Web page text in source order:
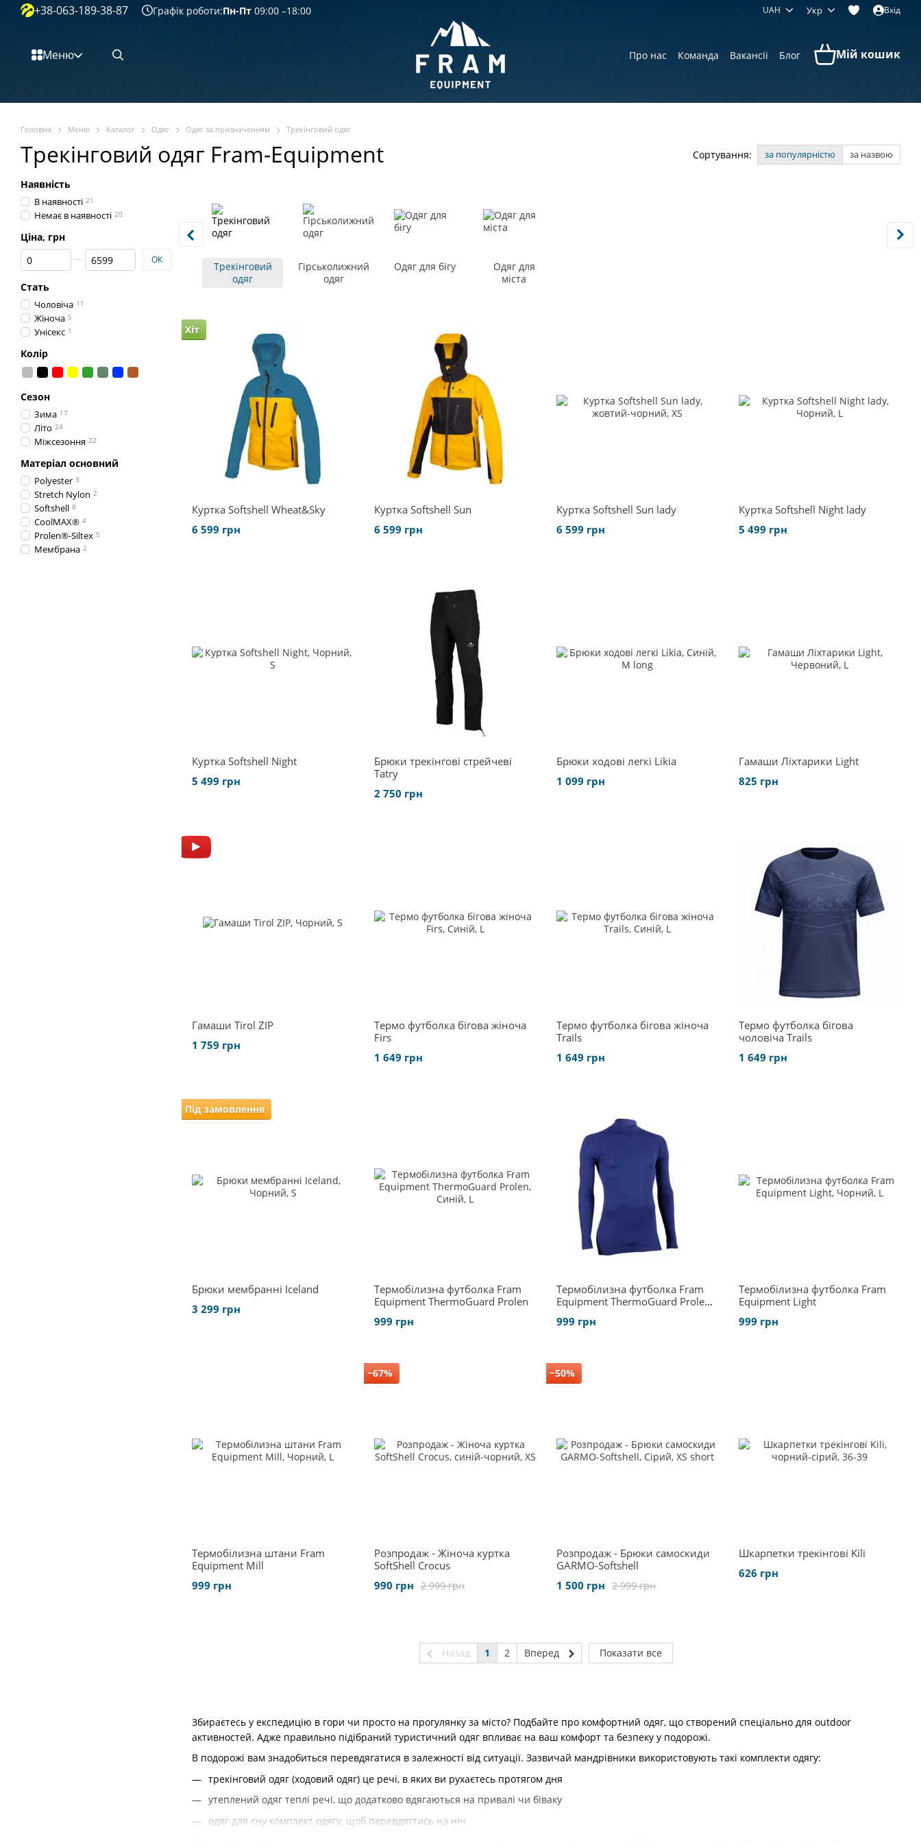
Перейти к основному контенту
+38-063-189-38-87 Графік роботи:Пн-Пт 09:00 –18:00 UAH Укр Вхід
Меню Про нас Команда Вакансії Блог Мій кошик
Головна Меню Каталог Одяг Одяг за призначенням Трекінговий одяг
Трекінговий одяг Fram-Equipment Сортування: за популярністю за назвою
Збираєтесь у експедицію в гори чи просто на прогулянку за місто? Подбайте про комфортний одяг, що створений спеціально для outdoor
активностей. Адже правильно підібраний туристичний одяг впливає на ваш комфорт та безпеку у подорожі.
В подорожі вам знадобиться перевдягатися в залежності від ситуації. Зазвичай мандрівники використовують такі комплекти одягу:
трекінговий одяг (ходовий одяг) це речі, в яких ви рухаєтесь протягом дня
утеплений одяг теплі речі, що додатково вдягаються на привалі чи біваку
одяг для сну комплект одягу, щоб перевдягтись на ніч
Трекінговий
одяг
Гірськолижний
одяг
Одяг для бігу
Одяг для
міста
Хіт
Куртка Softshell Wheat&Sky
6 599 грн
Куртка Softshell Sun
6 599 грн
Куртка Softshell Sun lady
6 599 грн
Куртка Softshell Night lady
5 499 грн
Куртка Softshell Night
5 499 грн
Брюки трекінгові стрейчеві
Tatry
2 750 грн
Брюки ходові легкі Likia
1 099 грн
Гамаши Ліхтарики Light
825 грн
Гамаши Tirol ZIP
1 759 грн
Термо футболка бігова жіноча
Firs
1 649 грн
Термо футболка бігова жіноча
Trails
1 649 грн
Термо футболка бігова
чоловіча Trails
1 649 грн
Під замовлення
Брюки мембранні Iceland
3 299 грн
Термобілизна футболка Fram
Equipment ThermoGuard Prolen
999 грн
Термобілизна футболка Fram
Equipment ThermoGuard Prolen
999 грн
Термобілизна футболка Fram
Equipment Light
999 грн
Термобілизна штани Fram
Equipment Mill
999 грн
−67%
Розпродаж - Жіноча куртка
SoftShell Crocus
2 999 грн
990 грн
−50%
Розпродаж - Брюки самоскиди
GARMO-Softshell
2 999 грн
1 500 грн
Шкарпетки трекінгові Kili
626 грн
Назад 1 2 Вперед Показати все
Наявність
В наявності 21
Немає в наявності 20
Ціна, грн
Від Ціна, грн
До Ціна, грн ОК
Стать
Чоловіча 11
Жіноча 5
Унісекс 1
Колір
Сезон
Зима 17
Літо 24
Міжсезоння 22
Матеріал основний
Polyester 3
Stretch Nylon 2
Softshell 8
CoolMAX® 4
Prolen®-Siltex 5
Мембрана 2